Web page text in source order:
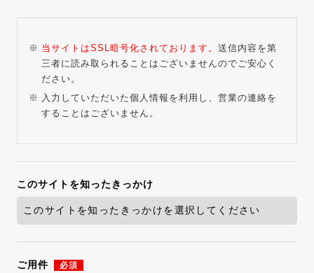
当サイトはSSL暗号化されております。 送信内容を第
三者に読み取られることはございませんのでご安心く
ださい。
入力していただいた個人情報を利用し、営業の連絡を
することはございません。
このサイトを知ったきっかけ
ご用件 必須